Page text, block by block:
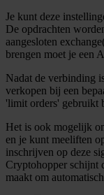
Je kunt deze
De opdrachten
aangesloten
brengen moet je een
Nadat de verbinding
verkopen bij een
'limit orders' gebruikt
Het is ook mogelijk
en je kunt meeliften
inschrijven op deze
Cryptohopper schijnt
maakt om